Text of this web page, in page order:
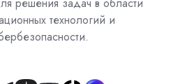
технологий и